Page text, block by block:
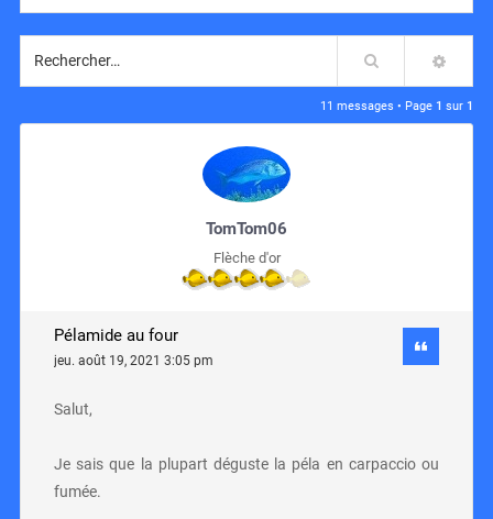
Rechercher
11 messages • Page 1 sur 1
TomTom06
Flèche d'or
Pélamide au four
jeu. août 19, 2021 3:05 pm
Salut,
Je sais que la plupart déguste la péla en carpaccio ou
fumée.